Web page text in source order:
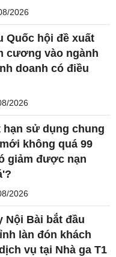
2026
Quốc hội đề xuất
cương vào ngành
doanh có điều
2026
hạn sử dụng chung
không quá 99
giảm được nạn
2026
Nội Bài bắt đầu
làn đón khách
vụ tại Nhà ga T1